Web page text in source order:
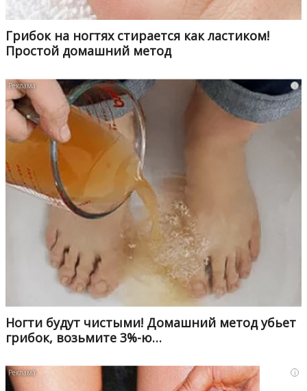
Грибок на ногтях стирается как ластиком!
Простой домашний метод
i
Ногти будут чистыми! Домашний метод убьет
грибок, возьмите 3%-ю…
i